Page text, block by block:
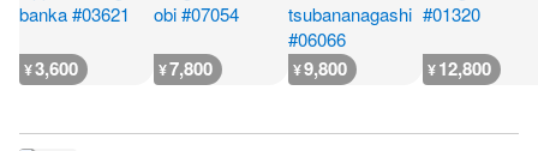
¥3,600 ¥7,800 ¥9,800 ¥12,800